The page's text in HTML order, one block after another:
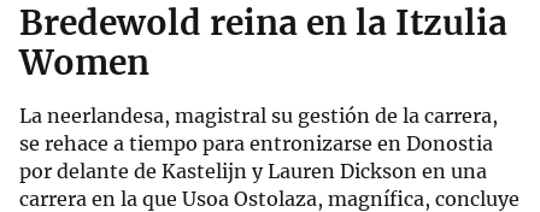
Bredewold reina en la Itzulia
Women
La neerlandesa, magistral su gestión de la carrera,
se rehace a tiempo para entronizarse en Donostia
por delante de Kastelijn y Lauren Dickson en una
carrera en la que Usoa Ostolaza, magnífica, concluye